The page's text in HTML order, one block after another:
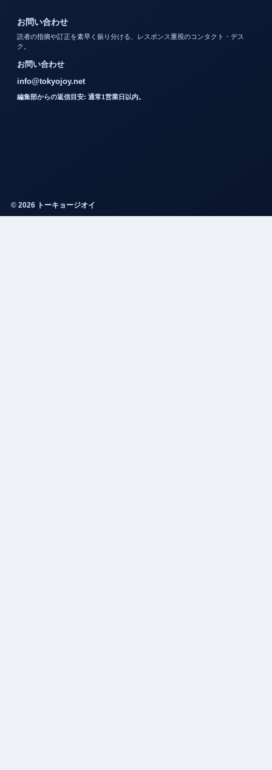
お問い合わせ
読者の指摘や訂正を素早く振り分ける、レスポンス重視のコンタクト・デス
ク。
お問い合わせ
info@tokyojoy.net
編集部からの返信目安: 通常1営業日以内。
© 2026 トーキョージオイ